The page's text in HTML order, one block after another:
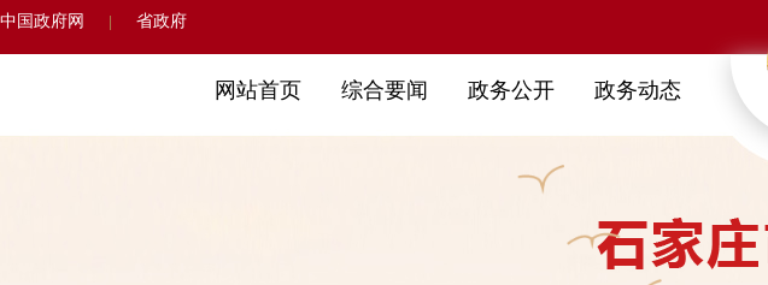
中国政府网 省政府
网站首页 综合要闻 政务公开 政务动态